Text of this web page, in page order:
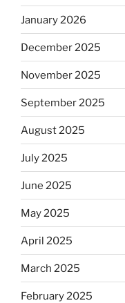
January 2026
December 2025
November 2025
September 2025
August 2025
July 2025
June 2025
May 2025
April 2025
March 2025
February 2025